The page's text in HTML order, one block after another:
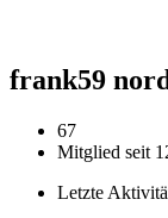
frank59
67
Mitglied seit
Letzte